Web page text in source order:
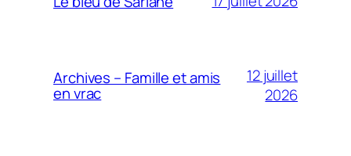
Archives – Famille et amis
en vrac
12 juillet
2026